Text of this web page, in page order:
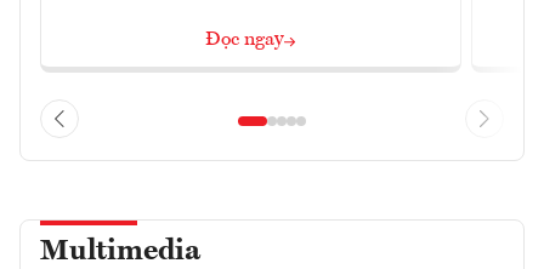
Đọc ngay
Multimedia